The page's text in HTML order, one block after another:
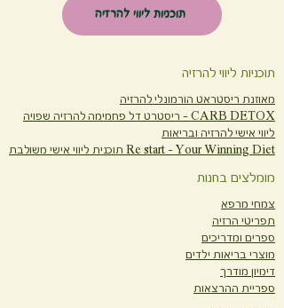
תוכניות ליווי להרזיה
תוכניות ליווי להרזיה
מאוזנת ריסטראט הורמונלי להרזיה
CARB DETOX -
ריסטרט דל פחמימה להרזיה שפויה
ליווי אישי להרזיה ובריאות
Re start - Your Winning Diet תוכנית ליווי אישי משולבת
מומלצים בחנות
צמחי מרפא
תפריטי הרזיה
ספרים ומדריכים
מוצרי בריאות ילדים
דימיון מודרך
ספריית ההרצאות